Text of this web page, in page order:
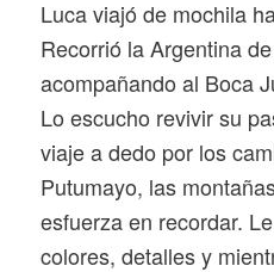
Luca viajó de mochila
Recorrió la Argentina
acompañando al Boca
Lo escucho revivir su
viaje a dedo por los
Putumayo, las
esfuerza en recordar.
colores, detalles y